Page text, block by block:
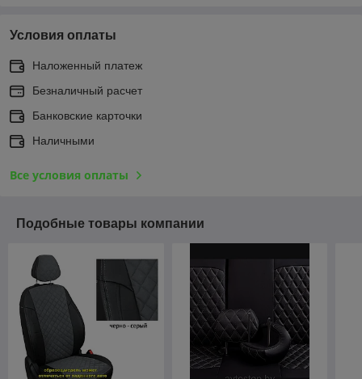
Условия оплаты
Наложенный платеж
Безналичный расчет
Банковские карточки
Наличными
Все условия оплаты
Подобные товары компании